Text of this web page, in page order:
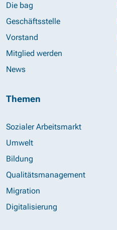
Die bag
Geschäftsstelle
Vorstand
Mitglied werden
News
Themen
Sozialer Arbeitsmarkt
Umwelt
Bildung
Qualitätsmanagement
Migration
Digitalisierung